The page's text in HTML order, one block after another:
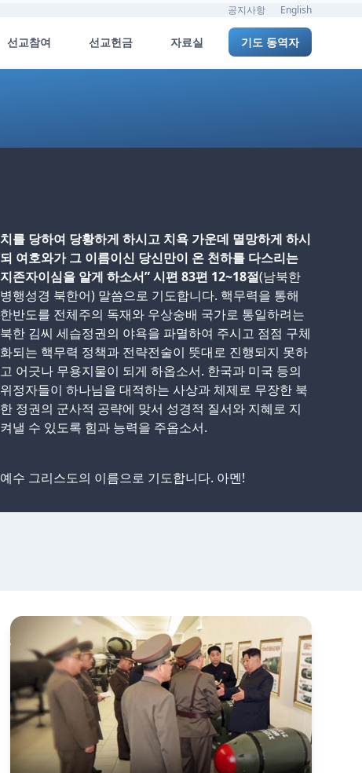
공지사항 English
선교참여 선교헌금 자료실 기도 동역자
치를 당하여 당황하게 하시고 치욕 가운데 멸망하게 하시
되 여호와가 그 이름이신 당신만이 온 천하를 다스리는
지존자이심을 알게 하소서” 시편 83편 12~18절(남북한
병행성경 북한어) 말씀으로 기도합니다. 핵무력을 통해
한반도를 전체주의 독재와 우상숭배 국가로 통일하려는
북한 김씨 세습정권의 야욕을 파멸하여 주시고 점점 구체
화되는 핵무력 정책과 전략전술이 뜻대로 진행되지 못하
고 어긋나 무용지물이 되게 하옵소서. 한국과 미국 등의
위정자들이 하나님을 대적하는 사상과 체제로 무장한 북
한 정권의 군사적 공략에 맞서 성경적 질서와 지혜로 지
켜낼 수 있도록 힘과 능력을 주옵소서.
예수 그리스도의 이름으로 기도합니다. 아멘!